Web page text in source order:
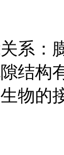
系：
结构
物的